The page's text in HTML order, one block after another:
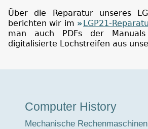
Über die Reparatur unseres
berichten wir im
LGP21-
man auch PDFs der
digitalisierte Lochstreifen aus
Computer History
Mechanische Rechenmaschinen